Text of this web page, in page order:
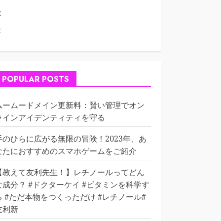
POPULAR POSTS
ームードメイン更新料：賢い管理でオン
インアイデンティティを守る
のひらに広がる無限の冒険！2023年、あ
たにおすすめのスマホゲームをご紹介
教えて友利先生！】レチノールってどん
成分？ #ドクターケイ #ビタミンを科学す
#ただ本物をつくっただけ #レチノール#
利新